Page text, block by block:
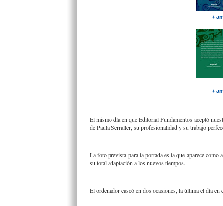
+
+
El mismo día en que Editorial Fundamentos aceptó
de Paula Serraller, su profesionalidad y su trabajo
La foto prevista para la portada es la que aparece
su total adaptación a los nuevos tiempos.
El ordenador cascó en dos ocasiones, la última el día en